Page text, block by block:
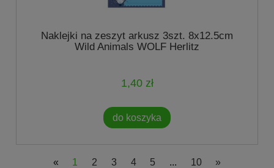
Naklejki na zeszyt arkusz 3szt. 8x12.5cm
Wild Animals WOLF Herlitz
1,40 zł
do koszyka
« 1 2 3 4 5 ... 10 »